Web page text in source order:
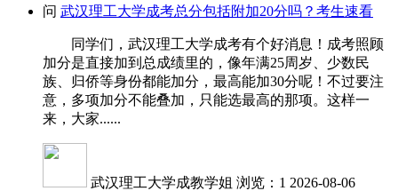
问 武汉理工大学成考总分包括附加20分吗？考生速看
同学们，武汉理工大学成考有个好消息！成考照顾
加分是直接加到总成绩里的，像年满25周岁、少数民
族、归侨等身份都能加分，最高能加30分呢！不过要注
意，多项加分不能叠加，只能选最高的那项。这样一
来，大家......
武汉理工大学成教学姐 浏览：1 2026-08-06